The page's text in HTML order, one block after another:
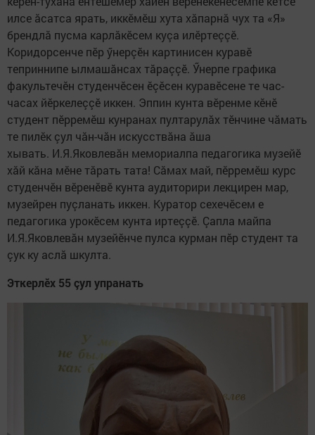
илсе ăсатса ярать, иккӗмӗш хута хăпарнă чух та «Я»
брендлă пусма карлăкӗсем куçа илӗртеççӗ.
Коридорсенче пӗр ӳнерçӗн картинисен куравӗ
теприннипе ылмашăнсах тăраççӗ. Ӳнерпе графика
факультечӗн студенчӗсен ӗçӗсен куравӗсене те час-
часах йӗркелеççӗ иккен. Эппин кунта вӗренме кӗнӗ
студент пӗрремӗш кунранах пултарулăх тӗнчине чăмать
те пилӗк çул чăн-чăн искусствăна ăша
хывать. И.Я.Яковлевăн мемориалпа педагогика музейӗ
хăй кăна мӗне тăрать тата! Сăмах май, пӗрремӗш курс
студенчӗн вӗренӗвӗ кунта аудиторири лекцирен мар,
музейрен пуçланать иккен. Куратор сехечӗсем е
педагогика урокӗсем кунта иртеççӗ. Çапла майпа
И.Я.Яковлевăн музейӗнче пулса курман пӗр студент та
çук ку аслă шкулта.
Эткерлӗх 55 çул упранать